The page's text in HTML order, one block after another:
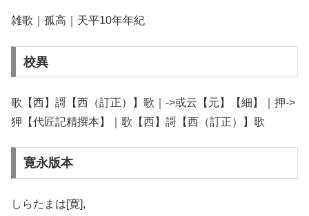
雑歌｜孤高｜天平10年年紀
校異
歌【西】謌【西（訂正）】歌｜->或云【元】【細】｜押->
狎【代匠記精撰本】｜歌【西】謌【西（訂正）】歌
寛永版本
しらたまは[寛],